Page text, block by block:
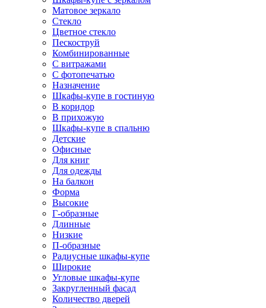
Матовое зеркало
Стекло
Цветное стекло
Пескоструй
Комбинированные
С витражами
С фотопечатью
Назначение
Шкафы-купе в гостиную
В коридор
В прихожую
Шкафы-купе в спальню
Детские
Офисные
Для книг
Для одежды
На балкон
Форма
Высокие
Г-образные
Длинные
Низкие
П-образные
Радиусные шкафы-купе
Широкие
Угловые шкафы-купе
Закругленный фасад
Количество дверей